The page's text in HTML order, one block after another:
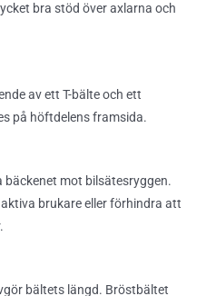
bra stöd över axlarna och
av ett T-bälte och ett
på höftdelens framsida.
mot bilsätesryggen.
brukare eller förhindra att
bältets längd. Bröstbältet